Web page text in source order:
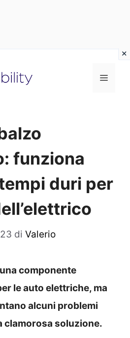
Menu
funziona
duri per
di Valerio
componente
le auto elettriche, ma
alcuni problemi
clamorosa soluzione.